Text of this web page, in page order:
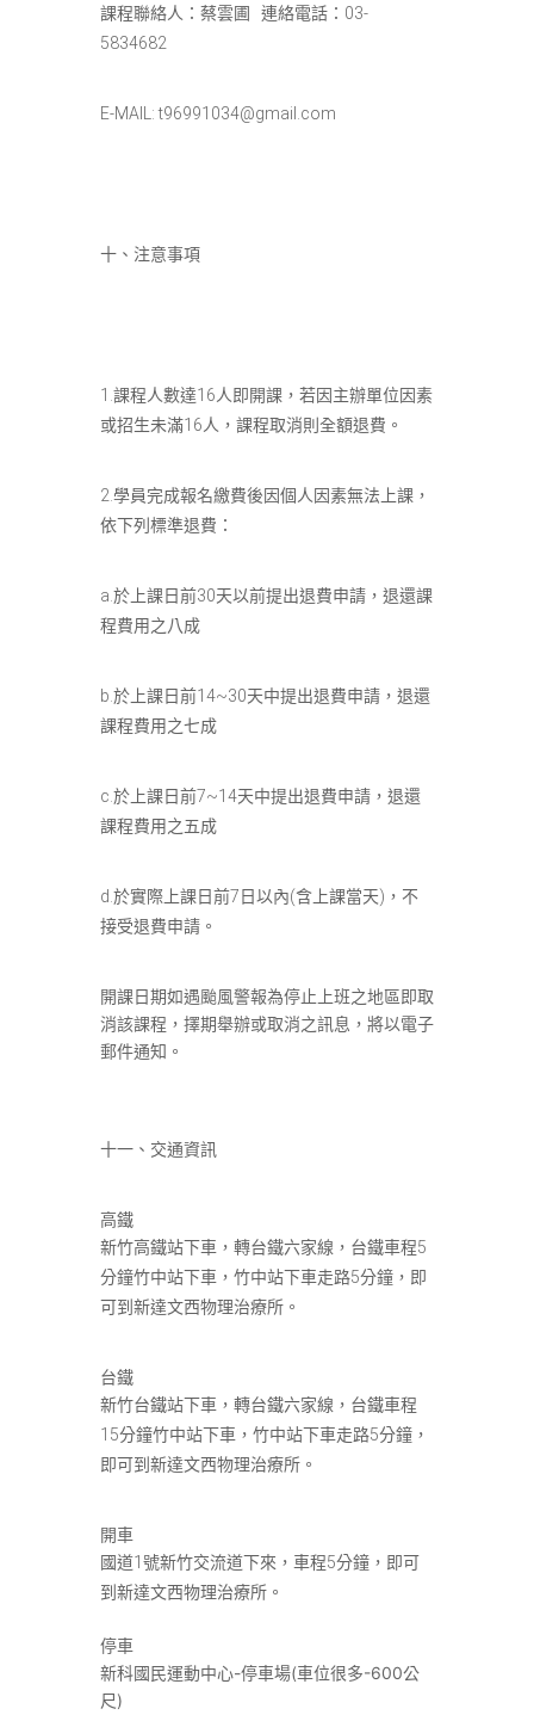
課程聯絡人：蔡雲圃 連絡電話：03-
5834682
E-MAIL:t96991034@gmail.com
十、注意事項
1.課程人數達16人即開課，若因主辦單位因素
或招生未滿16人，課程取消則全額退費。
2.學員完成報名繳費後因個人因素無法上課，
依下列標準退費：
a.於上課日前30天以前提出退費申請，退還課
程費用之八成
b.於上課日前14~30天中提出退費申請，退還
課程費用之七成
c.於上課日前7~14天中提出退費申請，退還
課程費用之五成
d.於實際上課日前7日以內(含上課當天)，不
接受退費申請。
開課日期如遇颱風警報為停止上班之地區即取
消該課程，擇期舉辦或取消之訊息，將以電子
郵件通知。
十一、交通資訊
高鐵
新竹高鐵站下車，轉台鐵六家線，台鐵車程5
分鐘竹中站下車，竹中站下車走路5分鐘，即
可到新達文西物理治療所。
台鐵
新竹台鐵站下車，轉台鐵六家線，台鐵車程
15分鐘竹中站下車，竹中站下車走路5分鐘，
即可到新達文西物理治療所。
開車
國道1號新竹交流道下來，車程5分鐘，即可
到新達文西物理治療所。
停車
新科國民運動中心-停車場(車位很多-600公
尺)